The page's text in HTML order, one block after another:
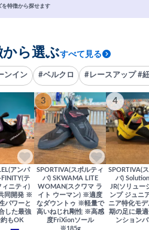
を特徴から探せます
ら選ぶすべて見る
ンイン #ベルクロ #レースアップ #
アンパ
テ
ィニティ)
同開発 ※
パワーと
した最強
もOK
3
SPORTIVA(スポルティ
バ) SKWAMA LITE
WOMAN(スクワマ ラ
イト ウーマン) ※適度
なダウントゥ ※軽量で
高いねじれ剛性 ※高感
度FriXionソール
4
SPORTIVA(
バ)
JR(ソリュー
ンプ ジュニ
ニア特化モ
期の足に最
ンション